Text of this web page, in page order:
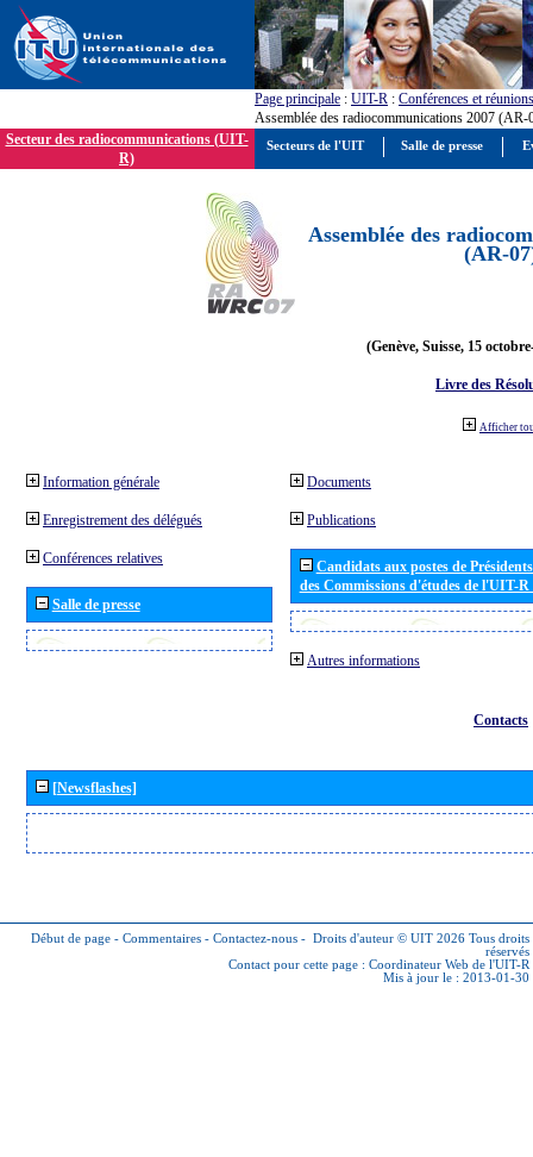
Page principale : UIT-R : Conférences et réunions
Assemblée des radiocommunications 2007 (AR-
Secteur des radiocommunications (UIT-
R)
Assemblée des
(AR-
(Genève, Suisse, 15
Livre des
Afficher
Information générale
Enregistrement des délégués
Conférences relatives
Salle de presse
Documents
Publications
Candidats aux postes de
des Commissions d'études de l'UIT-
Autres informations
Contacts
[Newsflashes]
Début de page - Commentaires - Contactez-nous - Droits d'auteur © UIT 2026 Tous droits
réservés
Contact pour cette page : Coordinateur Web de l'UIT-R
Mis à jour le : 2013-01-30
Secteurs de l'UIT Salle de presse